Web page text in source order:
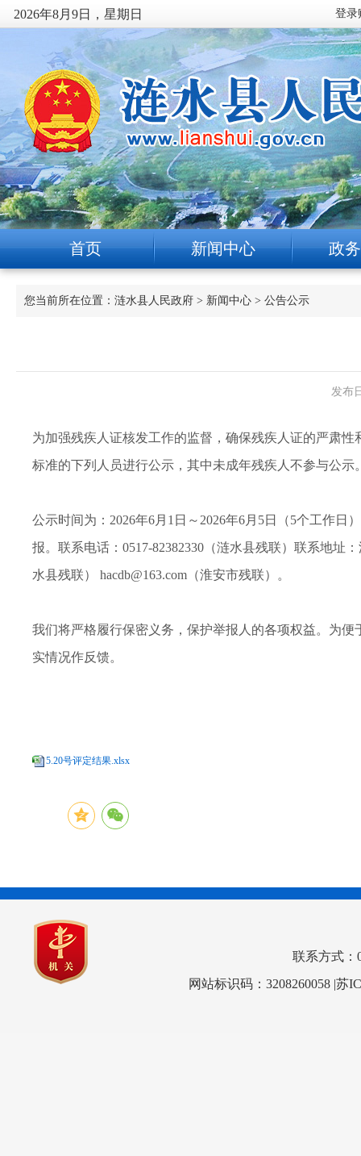
2026年8月9日，星期日
首页 新闻中心 政
您当前所在位置： 涟水县人民政府 > 新闻中心 > 公告公示
发布
为加强残疾人证核发工作的监督，确保残疾人证的严肃
标准的下列人员进行公示，其中未成年残疾人不参与公示
公示时间为：2026年6月1日～2026年6月5日（5个工作
报。联系电话：0517-82382330（涟水县残联）联系地址
水县残联） hacdb@163.com（淮安市残联）。
我们将严格履行保密义务，保护举报人的各项权益。为
实情况作反馈。
5.20号评定结果.xlsx
联系方式：
网站标识码：3208260058 |苏